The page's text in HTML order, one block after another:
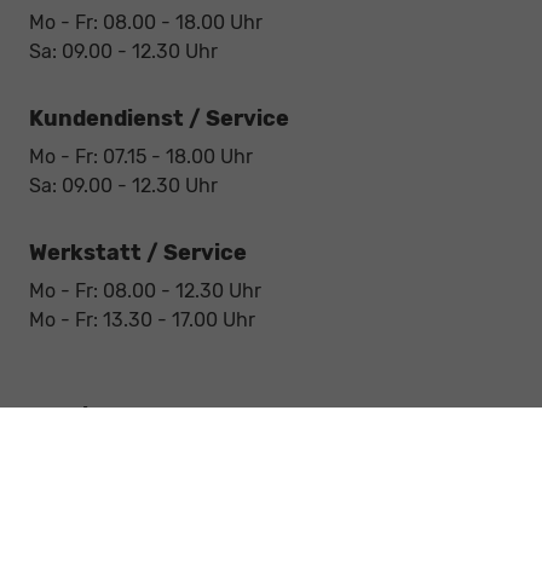
Mo - Fr: 08.00 - 18.00 Uhr
Sa: 09.00 - 12.30 Uhr
Kundendienst / Service
Mo - Fr: 07.15 - 18.00 Uhr
Sa: 09.00 - 12.30 Uhr
Werkstatt / Service
Mo - Fr: 08.00 - 12.30 Uhr
Mo - Fr: 13.30 - 17.00 Uhr
Notdienst